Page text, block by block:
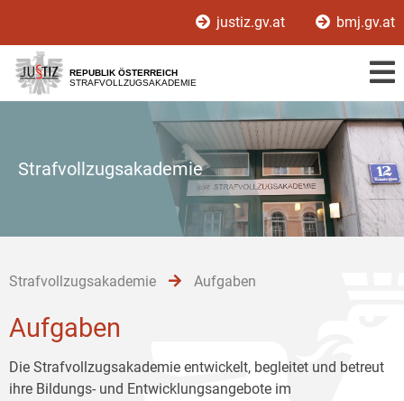
[1]
[2]
[3]
justiz.gv.at bmj.gv.at
REPUBLIK ÖSTERREICH
STRAFVOLLZUGSAKADEMIE
Strafvollzugsakademie
Strafvollzugsakademie Aufgaben
Aufgaben
Die Strafvollzugsakademie entwickelt, begleitet und betreut
ihre Bildungs- und Entwicklungsangebote im